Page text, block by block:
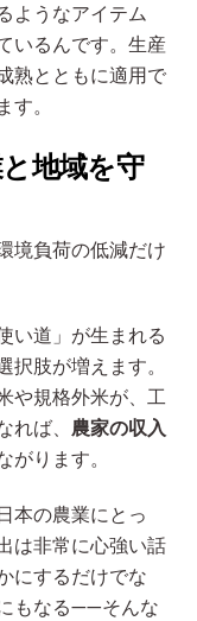
ようなアイテム
いるんです。生産
熟とともに適用で
す。
地域を守
境負荷の低減だけ
い道」が生まれる
択肢が増えます。
や規格外米が、工
れば、 農家の収入
がります。
本の農業にとっ
は非常に心強い話
にするだけでな
もなる——そんな